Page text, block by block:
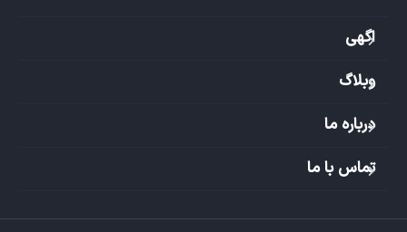
اگهی
وبلاگ
درباره ما
تماس با ما